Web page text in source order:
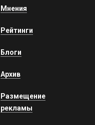
Мнения
Рейтинги
Блоги
Архив
Размещение
рекламы